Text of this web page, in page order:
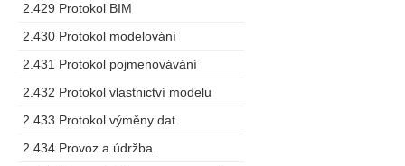
2.429 Protokol BIM
2.430 Protokol modelování
2.431 Protokol pojmenovávání
2.432 Protokol vlastnictví modelu
2.433 Protokol výměny dat
2.434 Provoz a údržba